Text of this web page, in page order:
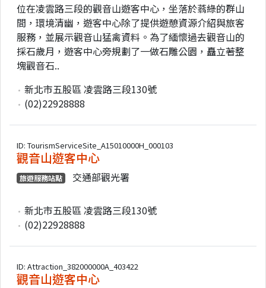
位在凌雲路三段的觀音山遊客中心，坐落於蓊綠的群山
間，環境清幽，遊客中心除了提供遊憩資源介紹與旅客
服務，並展示觀音山猛禽資料。為了緬懷過去觀音山的
採石歲月，遊客中心旁規劃了一做石雕公園，矗立著整
塊觀音石..
新北市五股區 凌雲路三段130號
(02)22928888
ID: TourismServiceSite_A15010000H_000103
觀音山遊客中心
旅遊服務站點 交通部觀光署
新北市五股區 凌雲路三段130號
(02)22928888
ID: Attraction_382000000A_403422
觀音山遊客中心